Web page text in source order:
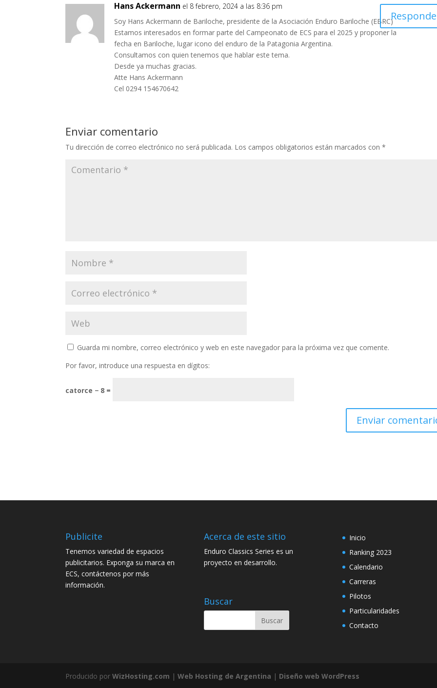
Hans Ackermann el 8 febrero, 2024 a las 8:36 pm
Soy Hans Ackermann de Bariloche, presidente de la Asociación Enduro Bariloche (EBRC)
Estamos interesados en formar parte del Campeonato de ECS para el 2025 y proponer la
fecha en Bariloche, lugar icono del enduro de la Patagonia Argentina.
Consultamos con quien tenemos que hablar este tema.
Desde ya muchas gracias.
Atte Hans Ackermann
Cel 0294 154670642
Enviar comentario
Tu dirección de correo electrónico no será publicada. Los campos obligatorios están marcados con*
Guarda mi nombre, correo electrónico y web en este navegador para la próxima vez que comente.
Por favor, introduce una respuesta en dígitos:
catorce − 8 =
Publicite
Tenemos variedad de espacios
publicitarios. Exponga su marca en
ECS, contáctenos por más
información.
Acerca de este sitio
Enduro Classics Series es un
proyecto en desarrollo.
Buscar
Inicio
Ranking 2023
Calendario
Carreras
Pilotos
Particularidades
Contacto
Producido porWizHosting.com |Web Hosting de Argentina | Diseño web WordPress